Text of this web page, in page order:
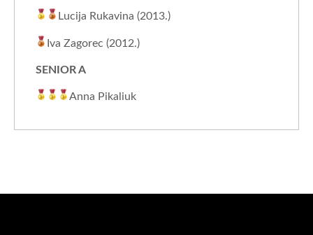
Lucija Rukavina (2013.)
Iva Zagorec (2012.)
SENIOR A
Anna Pikaliuk